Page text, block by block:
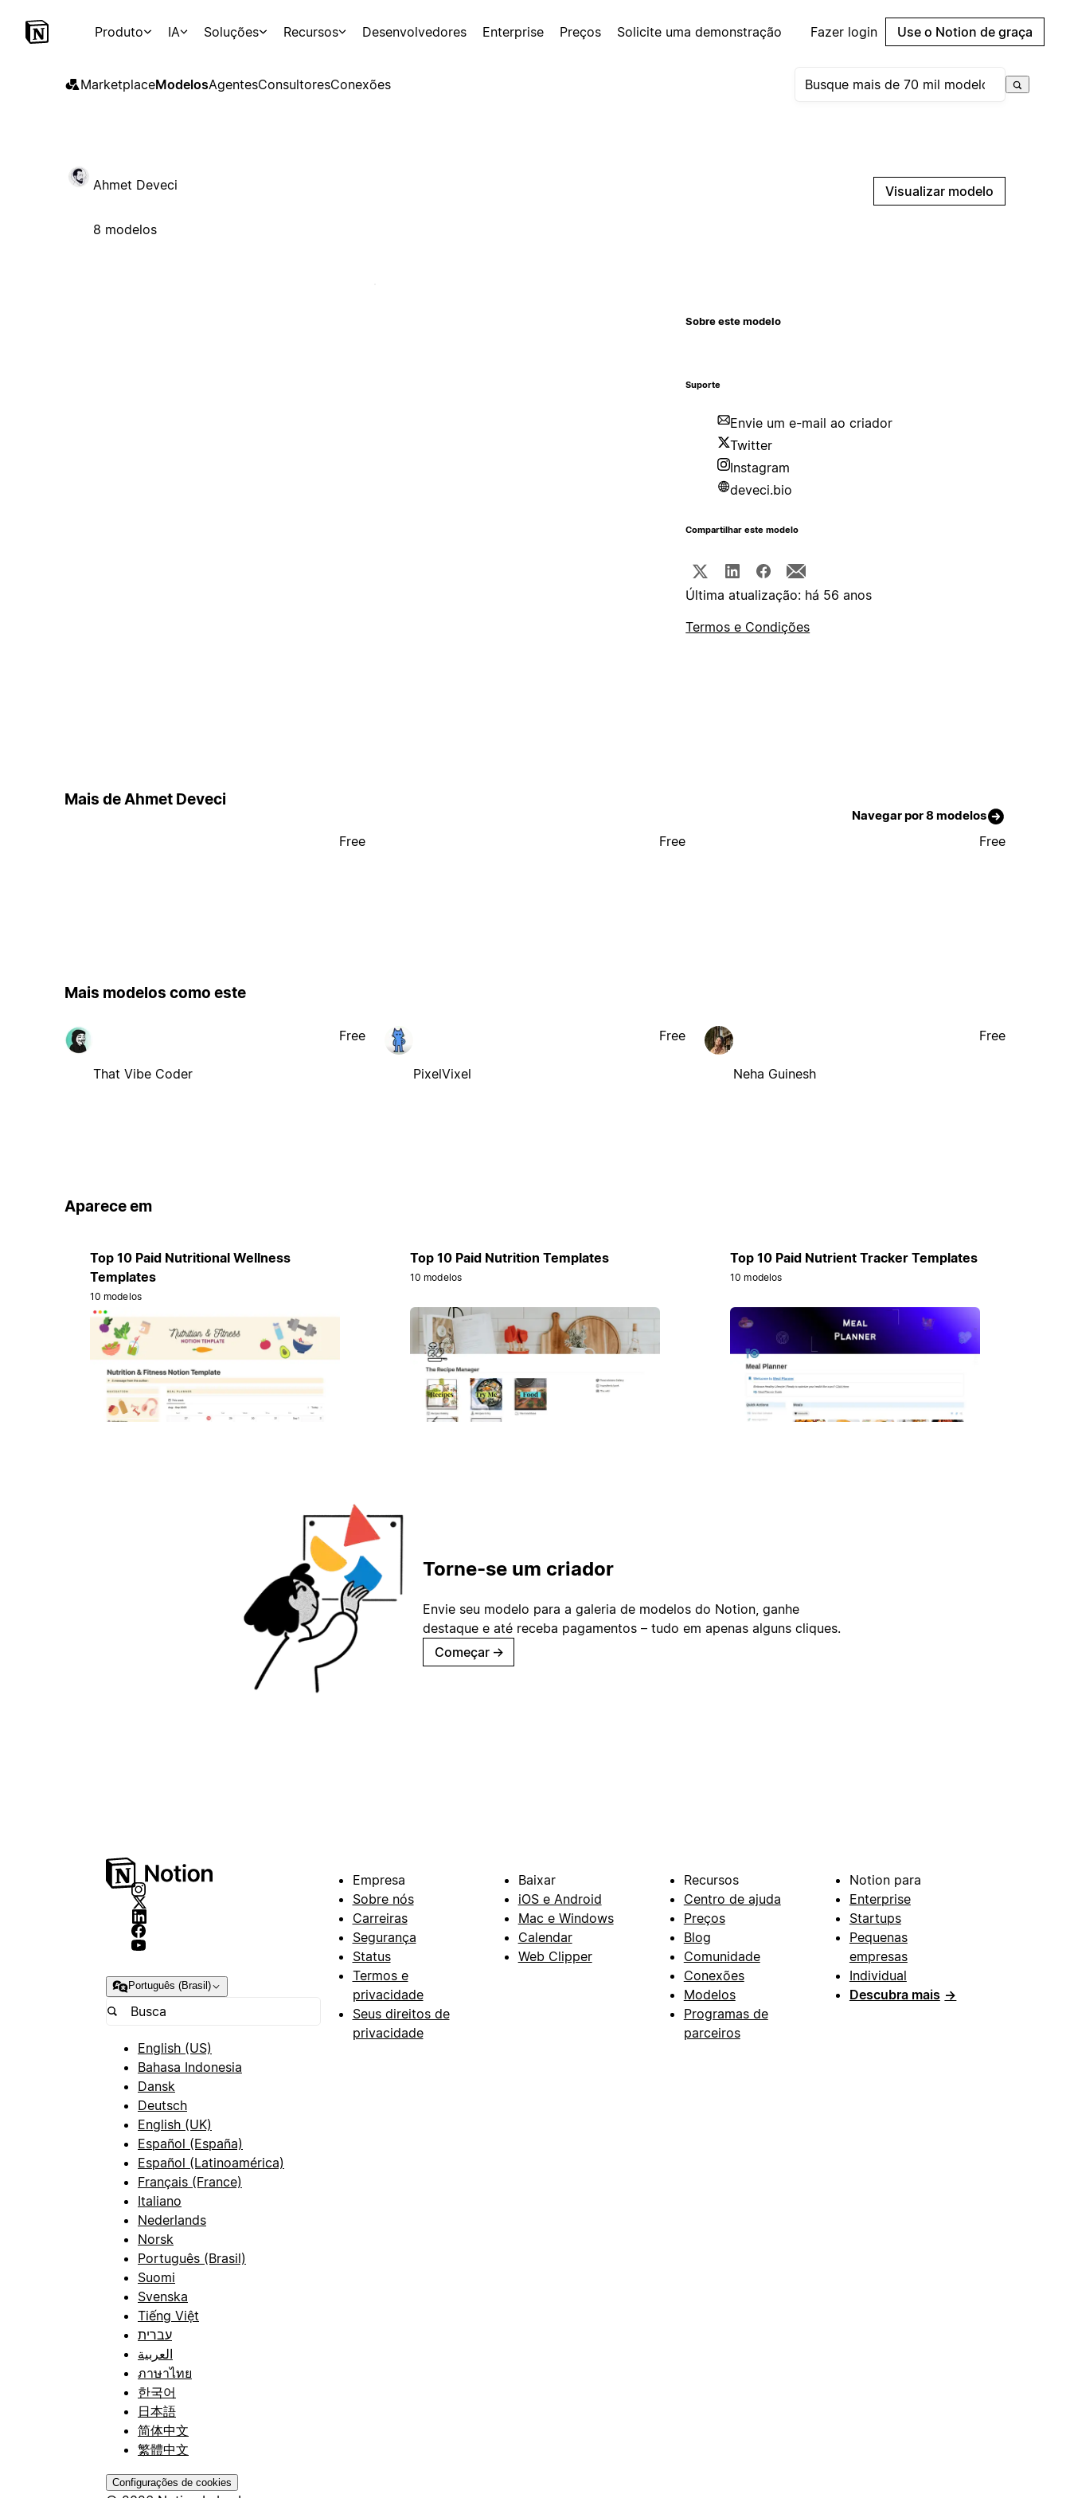
Produto IA Soluções Recursos Desenvolvedores Enterprise Preços Solicite uma demonstração Fazer login Use o Notion de graça
MarketplaceModelosAgentesConsultoresConexões
Ahmet Deveci
8 modelos
Visualizar modelo
Sobre este modelo
Suporte
Envie um e-mail ao criador
Twitter
Instagram
deveci.bio
Compartilhar este modelo
Última atualização: há 56 anos
Termos e Condições
Mais de Ahmet Deveci
Navegar por 8 modelos
Free Free Free
Mais modelos como este
That Vibe Coder
Free
PixelVixel
Free
Neha Guinesh
Free
Aparece em
Top 10 Paid Nutritional Wellness
Templates
10 modelos
Top 10 Paid Nutrition Templates
10 modelos
Top 10 Paid Nutrient Tracker Templates
10 modelos
Torne-se um criador
Envie seu modelo para a galeria de modelos do Notion, ganhe
destaque e até receba pagamentos – tudo em apenas alguns cliques.
Começar →
Português (Brasil)
English (US)
Bahasa Indonesia
Dansk
Deutsch
English (UK)
Español (España)
Español (Latinoamérica)
Français (France)
Italiano
Nederlands
Norsk
Português (Brasil)
Suomi
Svenska
Tiếng Việt
עברית
العربية
ภาษาไทย
한국어
日本語
简体中文
繁體中文
Configurações de cookies
Empresa
Sobre nós
Carreiras
Segurança
Status
Termos e
privacidade
Seus direitos de
privacidade
Baixar
iOS e Android
Mac e Windows
Calendar
Web Clipper
Recursos
Centro de ajuda
Preços
Blog
Comunidade
Conexões
Modelos
Programas de
parceiros
Notion para
Enterprise
Startups
Pequenas
empresas
Individual
Descubra mais →